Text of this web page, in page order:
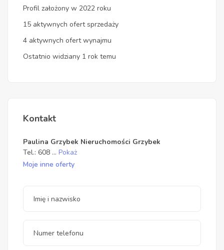
Profil założony w 2022 roku
15 aktywnych ofert sprzedaży
4 aktywnych ofert wynajmu
Ostatnio widziany 1 rok temu
Kontakt
Paulina Grzybek Nieruchomości Grzybek
Tel.: 608 ... Pokaż
Moje inne oferty